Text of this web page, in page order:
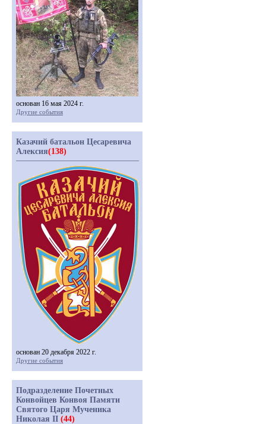
основан 16 мая 2024 г.
Другие события
Казачий батальон Цесаревича
Алексия(138)
основан 20 декабря 2022 г.
Другие события
Подразделение Почетных
Конвойцев Конвоя Памяти
Святого Царя Мученика
Николая II (44)